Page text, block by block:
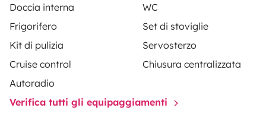
Doccia interna
WC
Frigorifero
Set di stoviglie
Kit di pulizia
Servosterzo
Cruise control
Chiusura centralizzata
Autoradio
Verifica tutti gli equipaggiamenti